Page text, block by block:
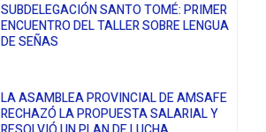
SUBDELEGACIÓN SANTO TOMÉ: PRIMER
ENCUENTRO DEL TALLER SOBRE LENGUA
DE SEÑAS
LA ASAMBLEA PROVINCIAL DE AMSAFE
RECHAZÓ LA PROPUESTA SALARIAL Y